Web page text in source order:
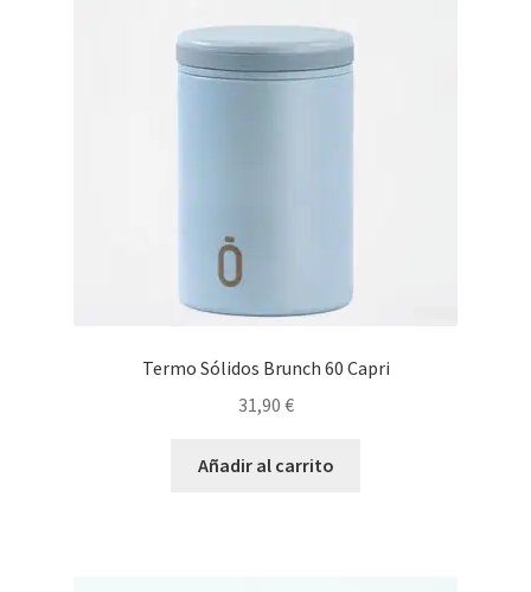
Termo Sólidos Brunch 60 Capri
31,90 €
Añadir al carrito